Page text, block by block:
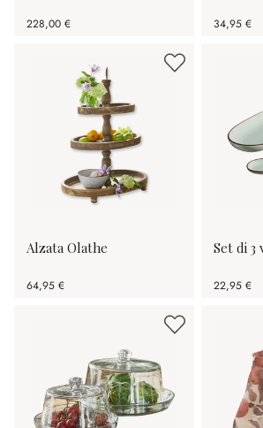
228,00 € 34,95 €
Alzata Olathe
64,95 €
Set di 3
22,95 €